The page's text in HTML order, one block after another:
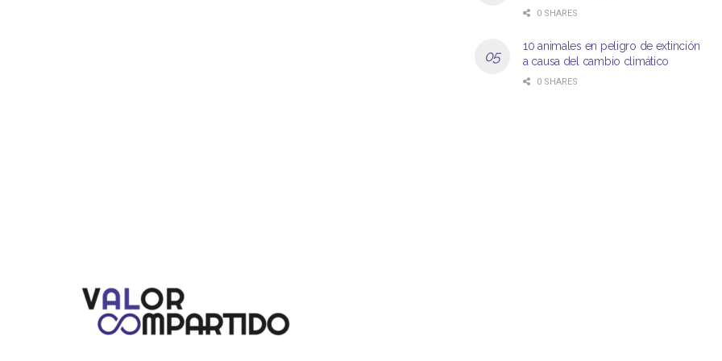
0 SHARES
10 animales en peligro de extinción
a causa del cambio climático
0 SHARES